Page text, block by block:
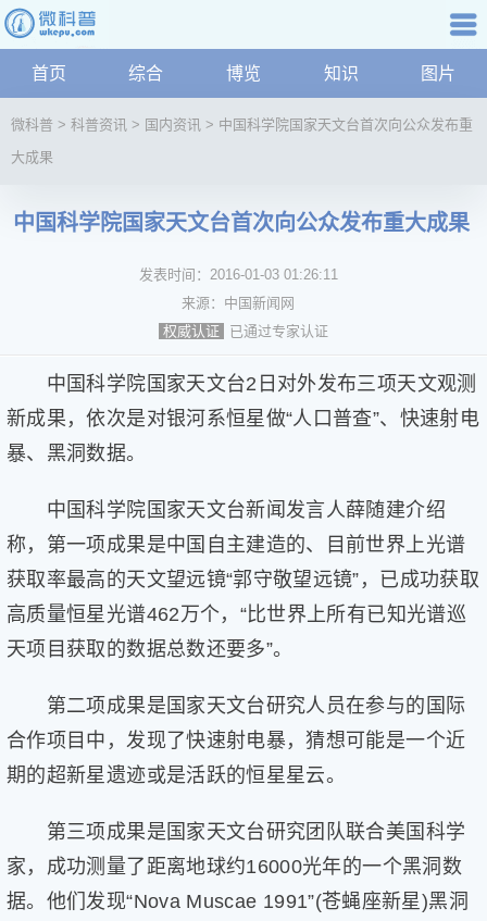
科普知识 航
首页 综合 博览 知识 图片
普
讯
技
文
康
家
庭
学
人
活
百
奇
趣
微科普 > 科普资讯 > 国内资讯 > 中国科学院国家天文台首次向公众发布重
大成果
中国科学院国家天文台首次向公众发布重大成果
发表时间： 2016-01-03 01:26:11
来源： 中国新闻网
权威认证
已通过专家认证
中国科学院国家天文台2日对外发布三项天文观测
新成果，依次是对银河系恒星做“人口普查”、快速射电
暴、黑洞数据。
中国科学院国家天文台新闻发言人薛随建介绍
称，第一项成果是中国自主建造的、目前世界上光谱
获取率最高的天文望远镜“郭守敬望远镜”，已成功获取
高质量恒星光谱462万个，“比世界上所有已知光谱巡
天项目获取的数据总数还要多”。
第二项成果是国家天文台研究人员在参与的国际
合作项目中，发现了快速射电暴，猜想可能是一个近
期的超新星遗迹或是活跃的恒星星云。
第三项成果是国家天文台研究团队联合美国科学
家，成功测量了距离地球约16000光年的一个黑洞数
据。他们发现“Nova Muscae 1991”(苍蝇座新星)黑洞